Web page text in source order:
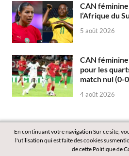
CAN
l’Afrique du
5 août 2026
CAN
pour les
match nul (0-
4 août 2026
En continuant votre navigation Sur ce site,
l'utilisation qui est faite des cookies
de cette Politique de